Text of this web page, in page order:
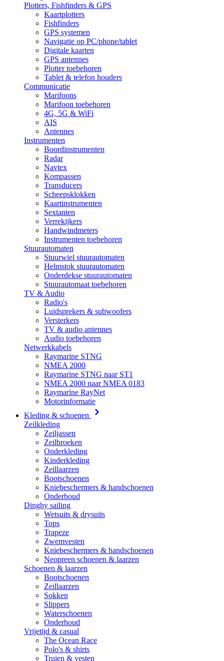
Plotters, Fishfinders & GPS
Kaartplotters
Fishfinders
GPS systemen
Navigatie op PC/phone/tablet
Digitale kaarten
GPS antennes
Plotter toebehoren
Tablet & telefon houders
Communicatie
Marifoons
Marifoon toebehoren
4G, 5G & WiFi
AIS
Antennes
Instrumenten
Boordinstrumenten
Radar
Navtex
Kompassen
Transducers
Scheepsklokken
Kaartinstrumenten
Sextanten
Verrekijkers
Handwindmeters
Instrumenten toebehoren
Stuurautomaten
Stuurwiel stuurautomaten
Helmstok stuurautomaten
Onderdekse stuurautomaten
Stuurautomaat toebehoren
TV & Audio
Radio's
Luidsprekers & subwoofers
Versterkers
TV & audio antennes
Audio toebehoren
Netwerkkabels
Raymarine STNG
NMEA 2000
Raymarine STNG naar ST1
NMEA 2000 naar NMEA 0183
Raymarine RayNet
Motorinformatie
Kleding & schoenen
Zeilkleding
Zeiljassen
Zeilbroeken
Onderkleding
Kinderkleding
Zeillaarzen
Bootschoenen
Kniebeschermers & handschoenen
Onderhoud
Dinghy sailing
Wetsuits & drysuits
Tops
Trapeze
Zwemvesten
Kniebeschermers & handschoenen
Neopreen schoenen & laarzen
Schoenen & laarzen
Bootschoenen
Zeillaarzen
Sokken
Slippers
Waterschoenen
Onderhoud
Vrijetijd & casual
The Ocean Race
Polo's & shirts
Truien & vesten